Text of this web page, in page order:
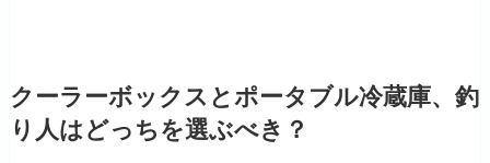
クーラーボックスとポータブル冷蔵庫、釣
り人はどっちを選ぶべき？